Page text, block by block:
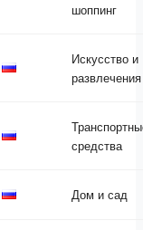
шоппинг
Искусство и
развлечения
средства
Дом и сад